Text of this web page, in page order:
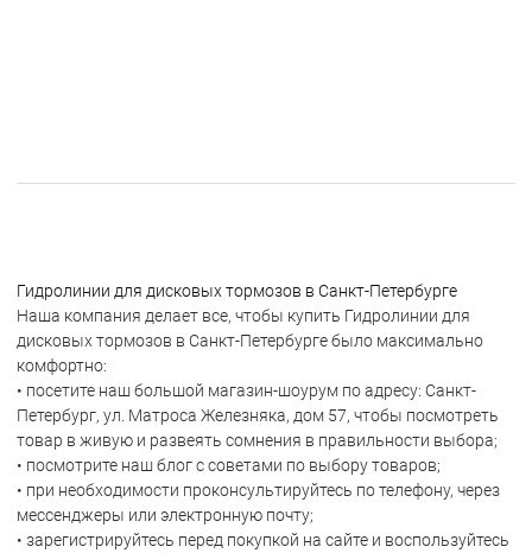
Гидролинии для дисковых тормозов в Санкт-Петербурге
Наша компания делает все, чтобы купить Гидролинии для
дисковых тормозов в Санкт-Петербурге было максимально
комфортно:
• посетите наш большой магазин-шоурум по адресу: Санкт-
Петербург, ул. Матроса Железняка, дом 57, чтобы посмотреть
товар в живую и развеять сомнения в правильности выбора;
• посмотрите наш блог с советами по выбору товаров;
• при необходимости проконсультируйтесь по телефону, через
мессенджеры или электронную почту;
• зарегистрируйтесь перед покупкой на сайте и воспользуйтесь